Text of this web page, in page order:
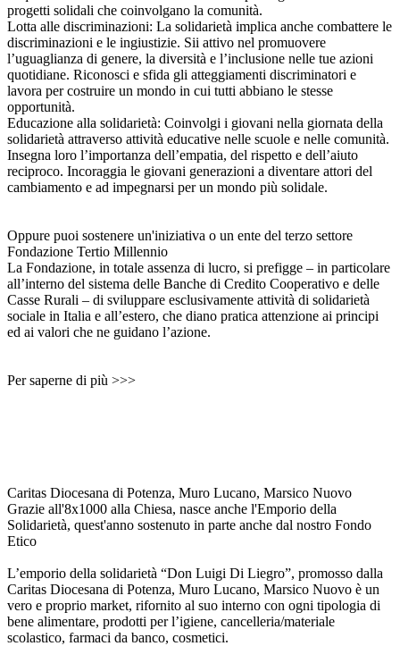
progetti solidali che coinvolgano la comunità.
Lotta alle discriminazioni: La solidarietà implica anche combattere le
discriminazioni e le ingiustizie. Sii attivo nel promuovere
l’uguaglianza di genere, la diversità e l’inclusione nelle tue azioni
quotidiane. Riconosci e sfida gli atteggiamenti discriminatori e
lavora per costruire un mondo in cui tutti abbiano le stesse
opportunità.
Educazione alla solidarietà: Coinvolgi i giovani nella giornata della
solidarietà attraverso attività educative nelle scuole e nelle comunità.
Insegna loro l’importanza dell’empatia, del rispetto e dell’aiuto
reciproco. Incoraggia le giovani generazioni a diventare attori del
cambiamento e ad impegnarsi per un mondo più solidale.
Oppure puoi sostenere un'iniziativa o un ente del terzo settore
Fondazione Tertio Millennio
La Fondazione, in totale assenza di lucro, si prefigge – in particolare
all’interno del sistema delle Banche di Credito Cooperativo e delle
Casse Rurali – di sviluppare esclusivamente attività di solidarietà
sociale in Italia e all’estero, che diano pratica attenzione ai principi
ed ai valori che ne guidano l’azione.
Per saperne di più >>>
Caritas Diocesana di Potenza, Muro Lucano, Marsico Nuovo
Grazie all'8x1000 alla Chiesa, nasce anche l'Emporio della
Solidarietà, quest'anno sostenuto in parte anche dal nostro Fondo
Etico
L’emporio della solidarietà “Don Luigi Di Liegro”, promosso dalla
Caritas Diocesana di Potenza, Muro Lucano, Marsico Nuovo è un
vero e proprio market, rifornito al suo interno con ogni tipologia di
bene alimentare, prodotti per l’igiene, cancelleria/materiale
scolastico, farmaci da banco, cosmetici.